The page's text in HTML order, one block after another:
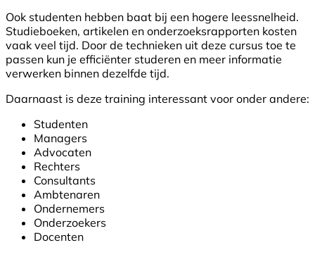
Ook studenten hebben baat bij een hogere leessnelheid.
Studieboeken, artikelen en onderzoeksrapporten kosten
vaak veel tijd. Door de technieken uit deze cursus toe te
passen kun je efficiënter studeren en meer informatie
verwerken binnen dezelfde tijd.
Daarnaast is deze training interessant voor onder andere:
Studenten
Managers
Advocaten
Rechters
Consultants
Ambtenaren
Ondernemers
Onderzoekers
Docenten